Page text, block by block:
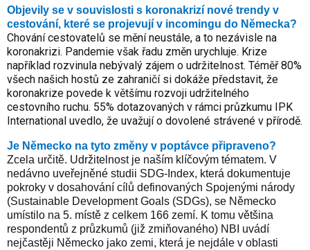
Objevily se v souvislosti s koronakrizí nové trendy v
cestování, které se projevují v incomingu do Německa?
Chování cestovatelů se mění neustále, a to nezávisle na
koronakrizi. Pandemie však řadu změn urychluje. Krize
například rozvinula nebývalý zájem o udržitelnost. Téměř 80%
všech našich hostů ze zahraničí si dokáže představit, že
koronakrize povede k většímu rozvoji udržitelného
cestovního ruchu. 55% dotazovaných v rámci průzkumu IPK
International uvedlo, že uvažují o dovolené strávené v přírodě.
Je Německo na tyto změny v poptávce připraveno?
Zcela určitě. Udržitelnost je naším klíčovým tématem. V
nedávno uveřejněné studii SDG-Index, která dokumentuje
pokroky v dosahování cílů definovaných Spojenými národy
(Sustainable Development Goals (SDGs), se Německo
umístilo na 5. místě z celkem 166 zemí. K tomu většina
respondentů z průzkumů (již zmiňovaného) NBI uvádí
nejčastěji Německo jako zemi, která je nejdále v oblasti